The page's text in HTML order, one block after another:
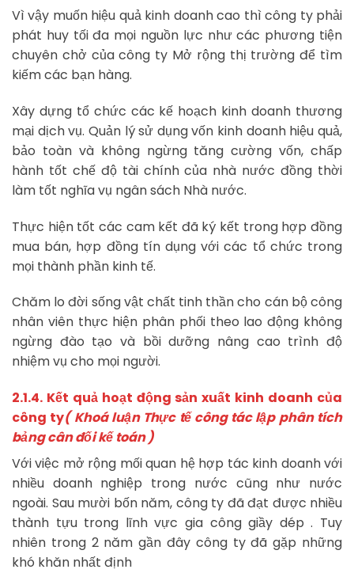
Vì vậy muốn hiệu quả kinh doanh cao thì công ty phải
phát huy tối đa mọi nguồn lực như các phương tiện
chuyên chở của công ty Mở rộng thị trường để tìm
kiếm các bạn hàng.
Xây dựng tổ chức các kế hoạch kinh doanh thương
mại dịch vụ. Quản lý sử dụng vốn kinh doanh hiệu quả,
bảo toàn và không ngừng tăng cường vốn, chấp
hành tốt chế độ tài chính của nhà nước đồng thời
làm tốt nghĩa vụ ngân sách Nhà nước.
Thực hiện tốt các cam kết đã ký kết trong hợp đồng
mua bán, hợp đồng tín dụng với các tổ chức trong
mọi thành phần kinh tế.
Chăm lo đời sống vật chất tinh thần cho cán bộ công
nhân viên thực hiện phân phối theo lao động không
ngừng đào tạo và bồi dưỡng nâng cao trình độ
nhiệm vụ cho mọi người.
2.1.4. Kết quả hoạt động sản xuất kinh doanh của
công ty( Khoá luận Thực tế công tác lập phân tích
bảng cân đối kế toán )
Với việc mở rộng mối quan hệ hợp tác kinh doanh với
nhiều doanh nghiệp trong nước cũng như nước
ngoài. Sau mười bốn năm, công ty đã đạt được nhiều
thành tựu trong lĩnh vực gia công giầy dép . Tuy
nhiên trong 2 năm gần đây công ty đã gặp những
khó khăn nhất định